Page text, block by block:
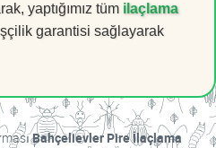
yaptığımız tüm ilaçlama
garantisi sağlayarak
Bahçelievler Pire İlaçlama